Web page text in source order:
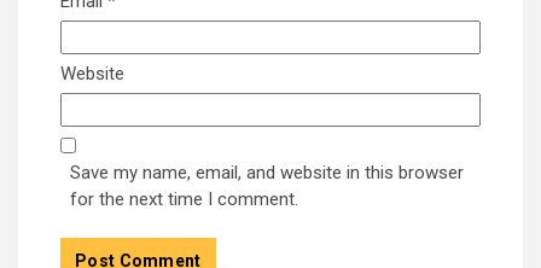
Website
Save my name, email, and website in this browser
for the next time I comment.